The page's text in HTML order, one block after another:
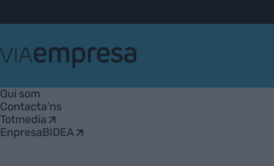
Empresa
Qui som
Contacta'ns
Totmedia
EnpresaBIDEA